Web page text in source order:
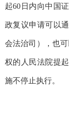
起60日内向中国
政复议申请可以
会法治司） ，也
权的人民法院提
施不停止执行。